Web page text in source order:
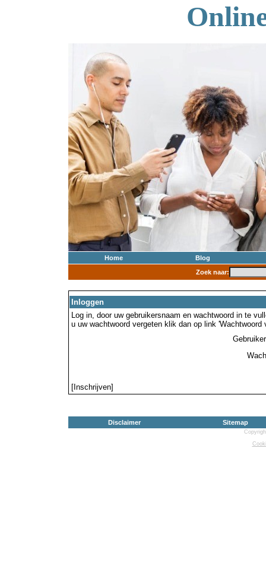
Home
Blog
Zoek naar:
Inloggen
Log in, door uw gebruikersnaam en wachtwoord in te
u uw wachtwoord vergeten klik dan op link 'Wachtwoord
[Inschrijven]
Disclaimer Sitemap